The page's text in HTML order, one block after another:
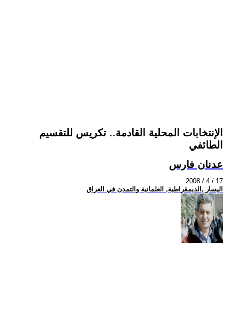
الإنتخابات المحلية القادمة.. تكريس للتقسيم
الطائفي
عدنان فارس
2008 / 4 / 17
اليسار ,الديمقراطية, العلمانية والتمدن في العراق